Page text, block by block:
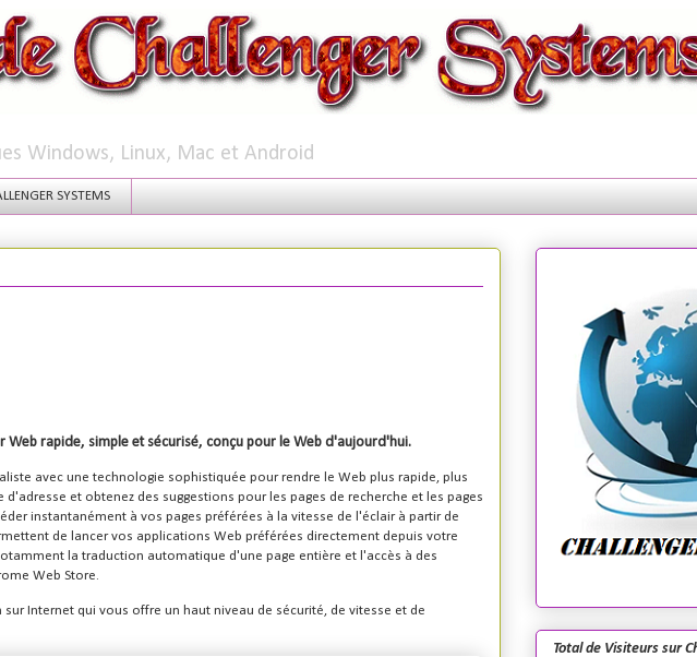
Windows, Linux, Mac et Android
SYSTEMS
Web rapide, simple et sécurisé, conçu pour le Web d'aujourd'hui.
avec une technologie sophistiquée pour rendre le Web plus rapide, plus
et obtenez des suggestions pour les pages de recherche et les pages
instantanément à vos pages préférées à la vitesse de l'éclair à partir de
de lancer vos applications Web préférées directement depuis votre
la traduction automatique d'une page entière et l'accès à des
Web Store.
Internet qui vous offre un haut niveau de sécurité, de vitesse et de
Total de Visiteurs sur